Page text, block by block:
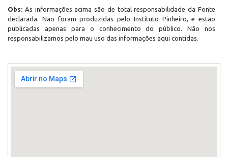
Obs: As informações acima são de total responsabilidade da Fonte
declarada. Não foram produzidas pelo Instituto Pinheiro, e estão
publicadas apenas para o conhecimento do público. Não nos
responsabilizamos pelo mau uso das informações aqui contidas.